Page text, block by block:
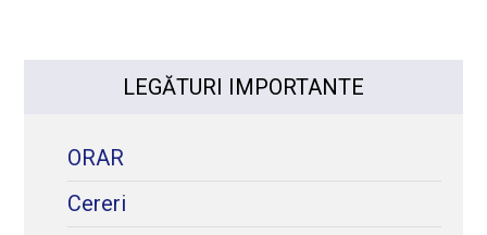
LEGĂTURI IMPORTANTE
ORAR
Cereri